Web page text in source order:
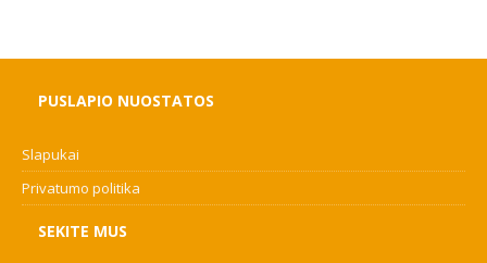
PUSLAPIO NUOSTATOS
Slapukai
Privatumo politika
SEKITE MUS